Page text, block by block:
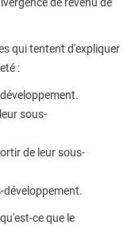
qui tentent d'expliquer
:
sous-
de leur sous-
développement.
ce que le